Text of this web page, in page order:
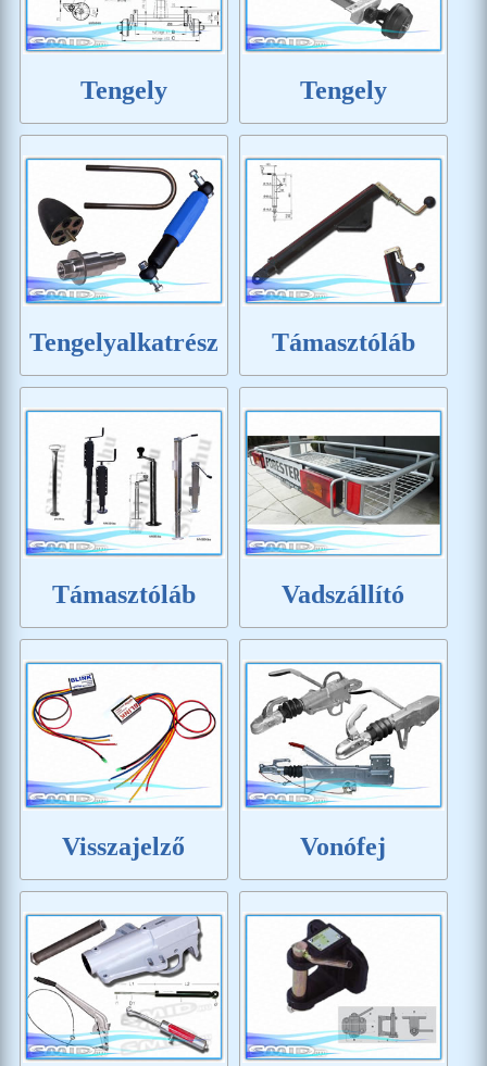
Tengely Tengely
Tengelyalkatrész Támasztóláb
Támasztóláb Vadszállító
Visszajelző Vonófej